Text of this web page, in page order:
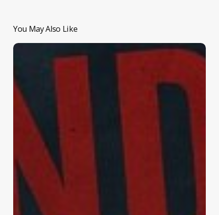
You May Also Like